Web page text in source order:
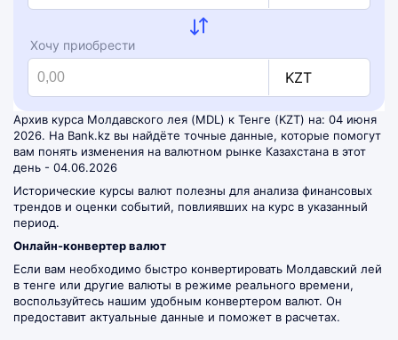
Хочу приобрести
KZT
Архив курса Молдавского лея (MDL) к Тенге (KZT) на: 04 июня
2026. На Bank.kz вы найдёте точные данные, которые помогут
вам понять изменения на валютном рынке Казахстана в этот
день - 04.06.2026
Исторические курсы валют полезны для анализа финансовых
трендов и оценки событий, повлиявших на курс в указанный
период.
Онлайн-конвертер валют
Если вам необходимо быстро конвертировать Молдавский лей
в тенге или другие валюты в режиме реального времени,
воспользуйтесь нашим удобным конвертером валют. Он
предоставит актуальные данные и поможет в расчетах.